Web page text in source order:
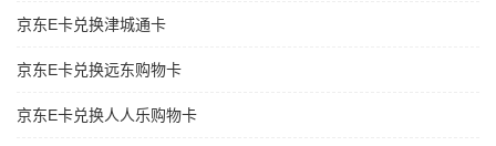
京东E卡兑换津城通卡
京东E卡兑换远东购物卡
京东E卡兑换人人乐购物卡